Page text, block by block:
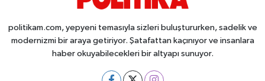
politikam.com, yepyeni temasıyla sizleri buluştururken, sadelik ve
modernizmi bir araya getiriyor. Şatafattan kaçınıyor ve insanlara
haber okuyabilecekleri bir altyapı sunuyor.